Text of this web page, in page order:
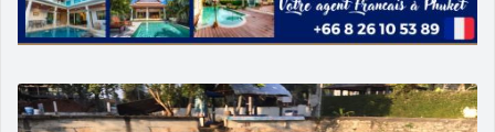
‘Phuket Eye’ assurera la sécurité pendant Songkran
Campagne de sécurité routière ‘Seven Days of Danger’ de